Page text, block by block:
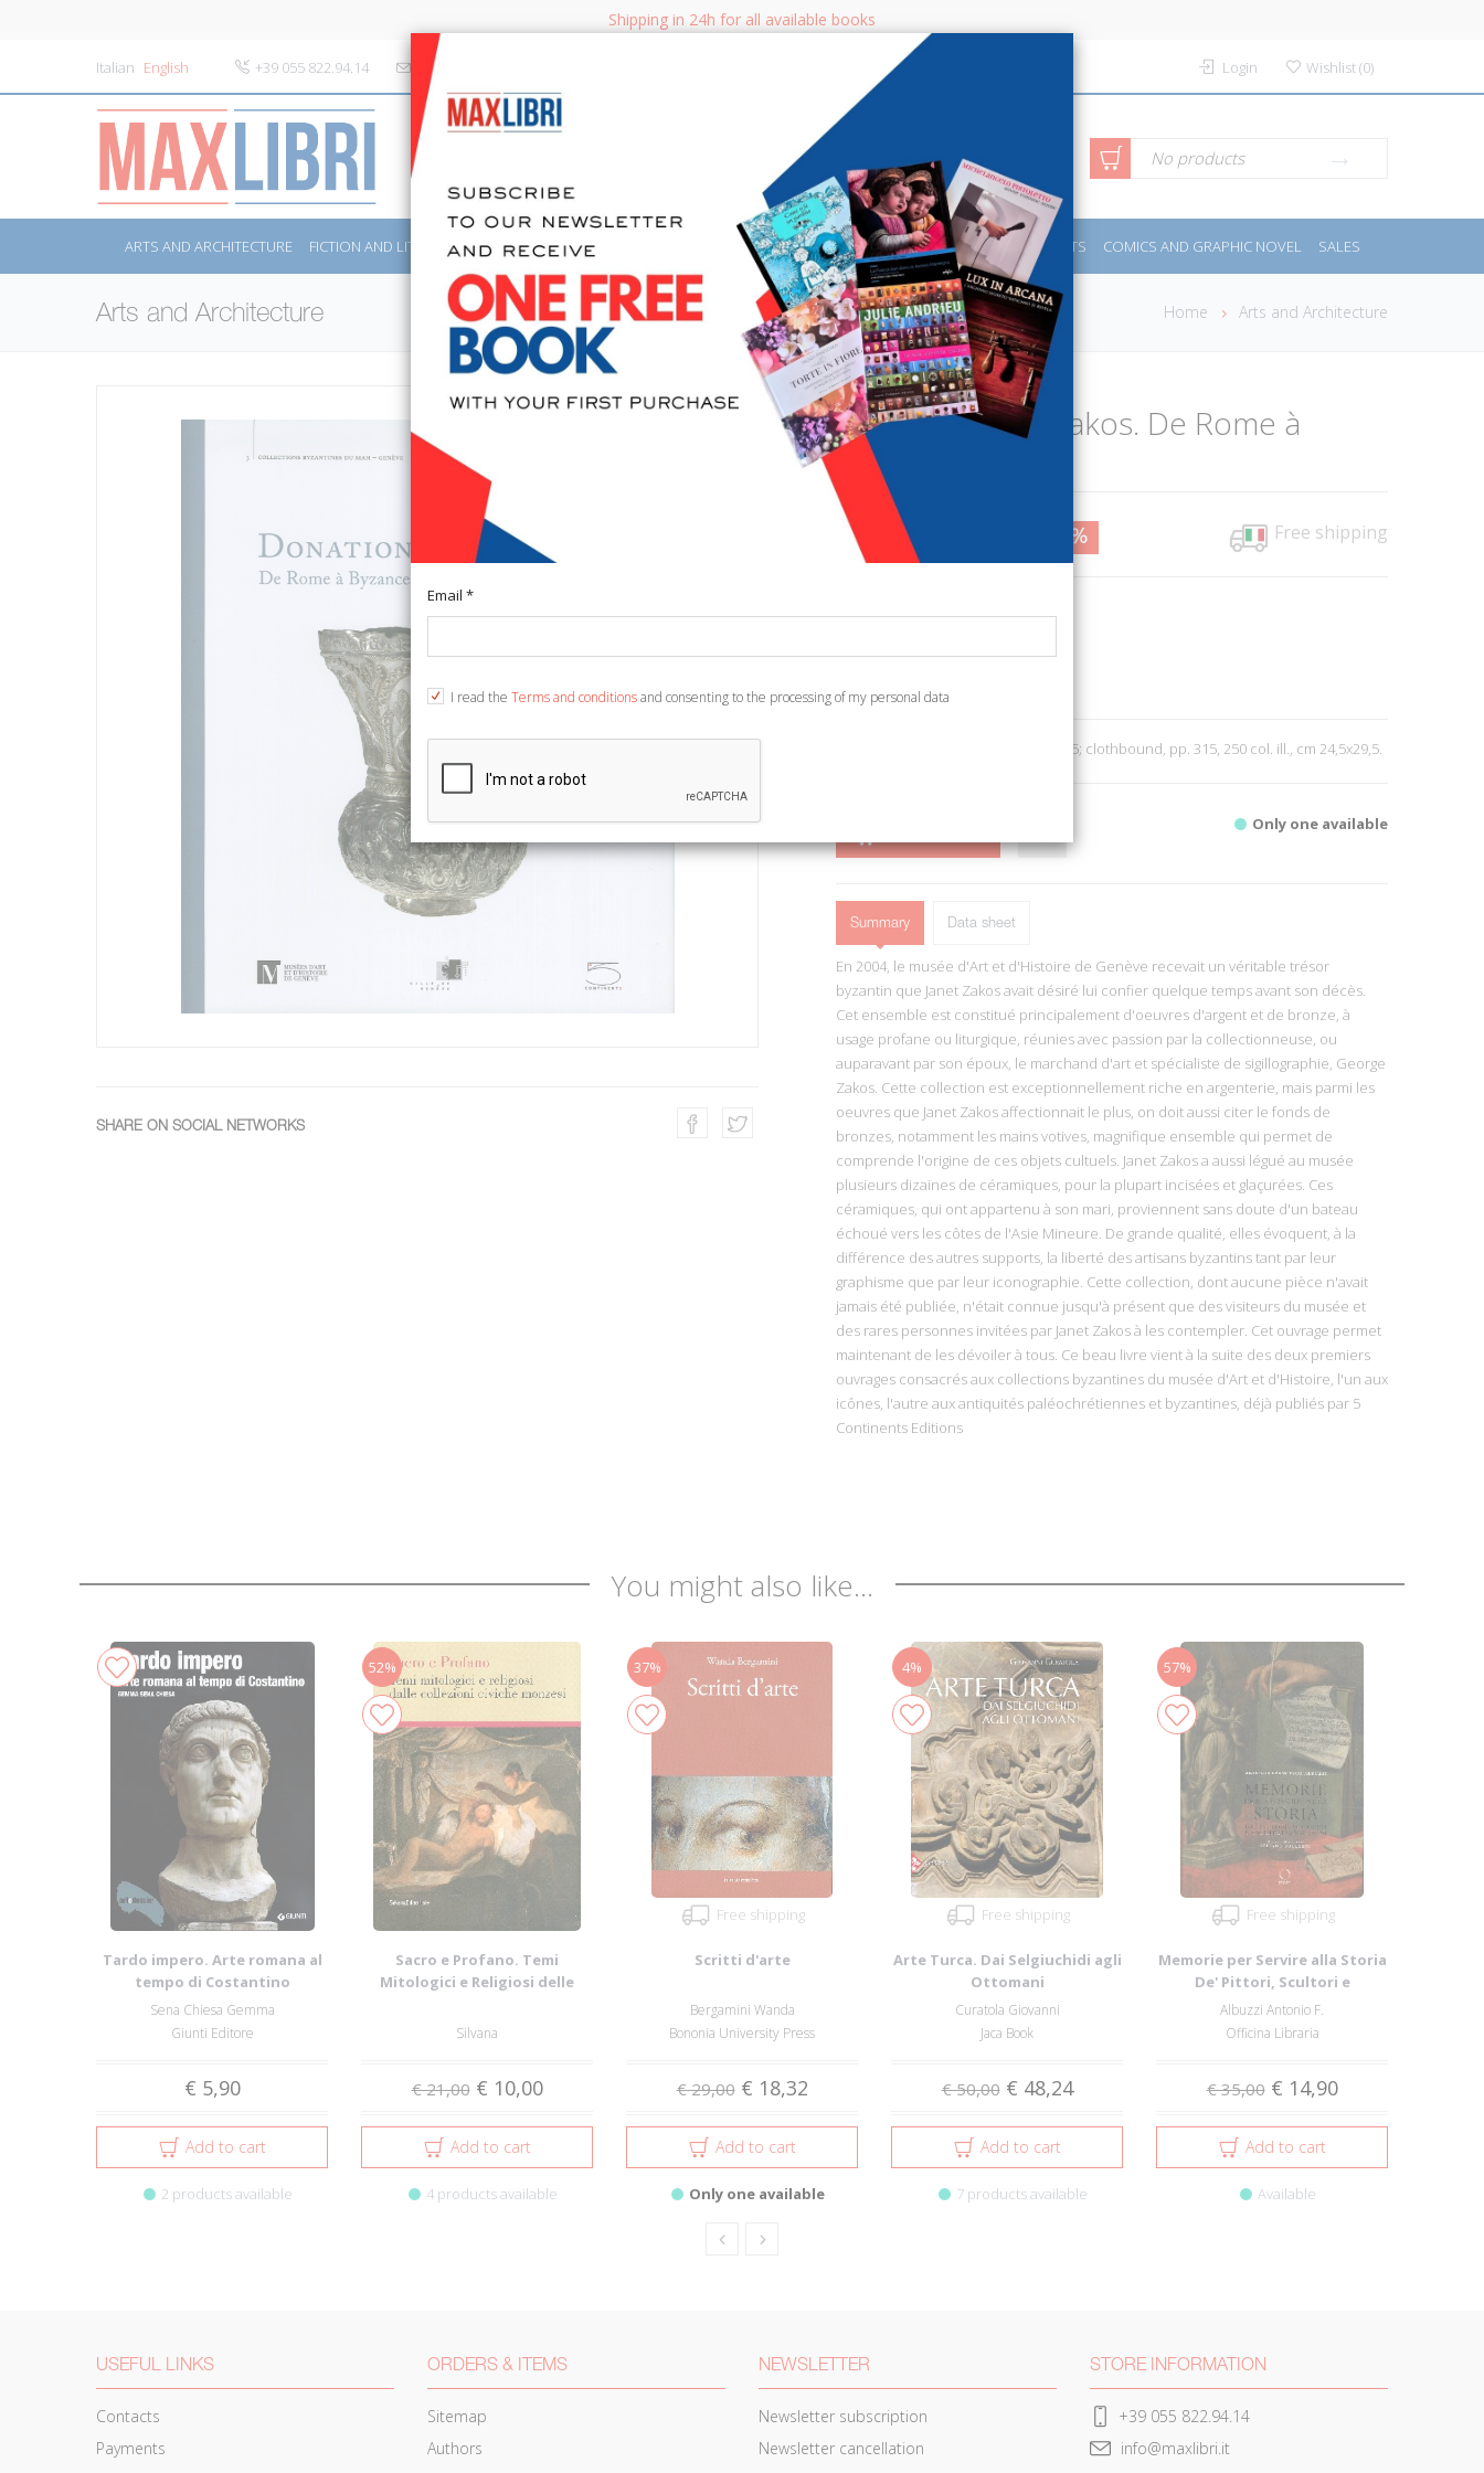
Shipping in 24h for all available books
Italian English +39 055 822.94.14 info@maxlibri.it Login Wishlist(0)
SEARCH Advanced
Search
No products
ARTS AND ARCHITECTURE FICTION AND LITERATURE NON FICTION BOOKS FOR CHILDREN & YOUNG ADULTS MANUALS - GUIDES SPORTS COMICS AND GRAPHIC NOVEL SALES
Arts and Architecture Home Arts and Architecture
SHARE ON SOCIAL NETWORKS
Donation Janet Zakos. De Rome à
Byzance
€ 26,60 56% Free shipping
Code: 888032941511891
Category: Archaeology
Ean13:
9788874396870
English and French Text. Milano, 2015; clothbound, pp. 315, 250 col. ill., cm 24,5x29,5.
Only one available
Summary Data sheet
En 2004, le musée d'Art et d'Histoire de Genève recevait un véritable trésor
byzantin que Janet Zakos avait désiré lui confier quelque temps avant son décès.
Cet ensemble est constitué principalement d'oeuvres d'argent et de bronze, à
usage profane ou liturgique, réunies avec passion par la collectionneuse, ou
auparavant par son époux, le marchand d'art et spécialiste de sigillographie, George
Zakos. Cette collection est exceptionnellement riche en argenterie, mais parmi les
oeuvres que Janet Zakos affectionnait le plus, on doit aussi citer le fonds de
bronzes, notamment les mains votives, magnifique ensemble qui permet de
comprende l'origine de ces objets cultuels. Janet Zakos a aussi légué au musée
plusieurs dizaines de céramiques, pour la plupart incisées et glaçurées. Ces
céramiques, qui ont appartenu à son mari, proviennent sans doute d'un bateau
échoué vers les côtes de l'Asie Mineure. De grande qualité, elles évoquent, à la
différence des autres supports, la liberté des artisans byzantins tant par leur
graphisme que par leur iconographie. Cette collection, dont aucune pièce n'avait
jamais été publiée, n'était connue jusqu'à présent que des visiteurs du musée et
des rares personnes invitées par Janet Zakos à les contempler. Cet ouvrage permet
maintenant de les dévoiler à tous. Ce beau livre vient à la suite des deux premiers
ouvrages consacrés aux collections byzantines du musée d'Art et d'Histoire, l'un aux
icônes, l'autre aux antiquités paléochrétiennes et byzantines, déjà publiés par 5
Continents Editions
You might also like...
Tardo impero. Arte romana al
tempo di Costantino
Sena Chiesa Gemma
Giunti Editore
€ 5,90
Add to cart
2 products available
52%
Sacro e Profano. Temi
Mitologici e Religiosi delle
Silvana
€ 21,00 € 10,00
Add to cart
4 products available
37%
Free shipping
Scritti d'arte
Bergamini Wanda
Bononia University Press
€ 29,00 € 18,32
Add to cart
Only one available
4%
Free shipping
Arte Turca. Dai Selgiuchidi agli
Ottomani
Curatola Giovanni
Jaca Book
€ 50,00 € 48,24
Add to cart
7 products available
57%
Free shipping
Memorie per Servire alla Storia
De' Pittori, Scultori e
Architett...
Albuzzi Antonio F.
Officina Libraria
€ 35,00 € 14,90
Add to cart
Available
USEFUL LINKS
Contacts
Payments
ORDERS & ITEMS
Sitemap
Authors
NEWSLETTER
Newsletter subscription
Newsletter cancellation
STORE INFORMATION
+39 055 822.94.14
info@maxlibri.it
Email *
I read the Terms and conditionsand consenting to the processing of my personal data